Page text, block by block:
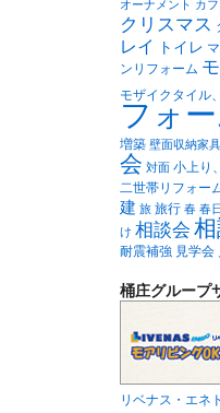
オーナメント カ
クリスマス
レイ
トイレ
ンリフォーム
モザイクタイル、
フォ
増築 壁面収納家具
会 対面 小上り
二世帯リフォー
建 旅 旅行 春 春
け 相談会 相
耐震補強 見学会
桶庄グループ
リベナス・エネ